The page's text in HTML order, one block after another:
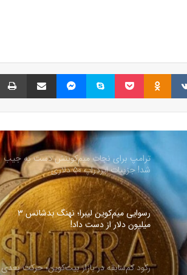
VKontakte
Odnoklassniki پاکت اسکایپ مسنجر اشتراک گذاری با ایمیل
پیش‌بینی‌ها درباره قیمت PI چه می‌گویند؟
شد! جزییات ایردراپ ۵۰ دلاری
رسوایی میم‌کوین لیبرا؛ نهنگ بدشانس ۳
میلیون دلار از دست داد!
رکود کم‌سابقه در بازار بیت‌کوین؛ حرکت بعدی
قیمت همه را غافلگیر خواهد کرد!
جهش ناگهانی توکن هایپ با راه‌اندازی